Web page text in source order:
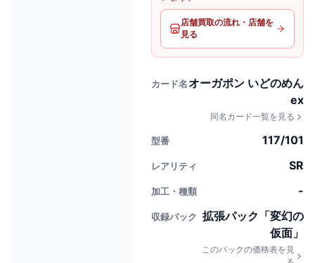
店舗買取の流れ・店舗を
見る
カード名オーガポン いどのめん
ex
同名カード一覧を見る
型番 117/101
レアリティ SR
加工・種類 -
収録パック
拡張パック「変幻の
仮面」
このパックの価格表を見